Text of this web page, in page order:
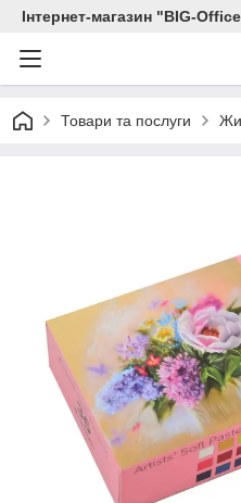
Інтернет-магазин "BIG-
Товари та послуги